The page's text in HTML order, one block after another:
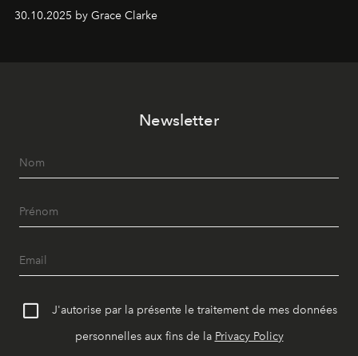
30.10.2025 by Grace Clarke
Newsletter
J'autorise par la présente le traitement de mes données
personnelles aux fins de la Privacy Policy